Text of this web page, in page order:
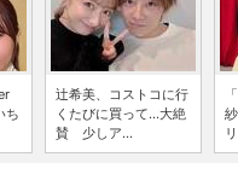
ち
辻希美、コストコに行
くたびに買って...大絶
賛 少しア...